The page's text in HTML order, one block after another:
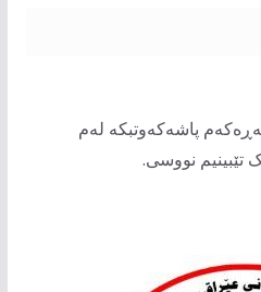
پاشەکەوتبکە لەم
تێبینیم نووسی.